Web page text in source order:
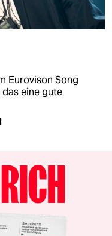
Eurovison Song
eine gute